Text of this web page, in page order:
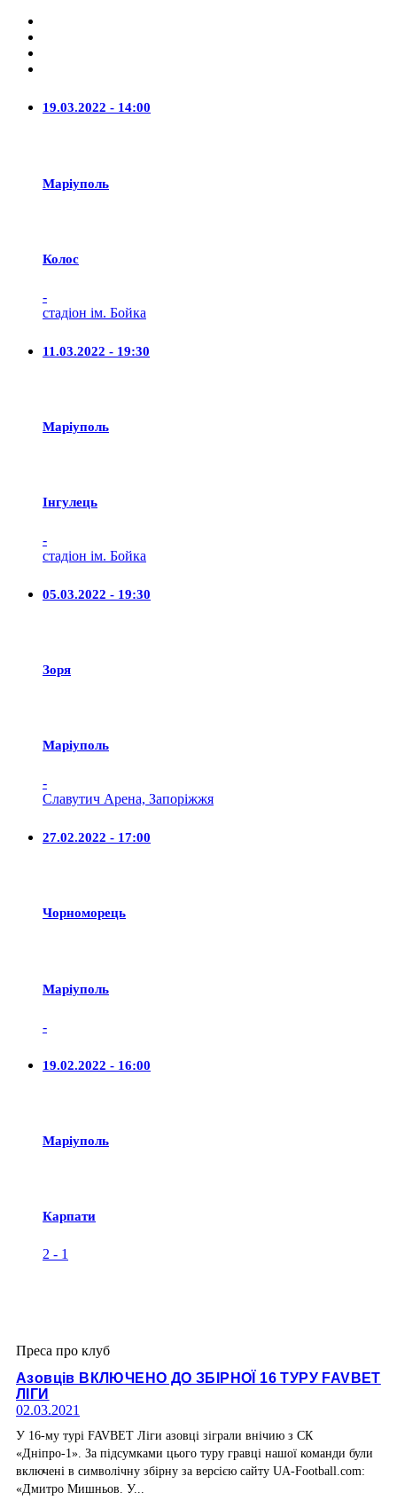
19.03.2022 - 14:00
Маріуполь
Колос
-
стадіон ім. Бойка
11.03.2022 - 19:30
Маріуполь
Iнгулець
-
стадіон ім. Бойка
05.03.2022 - 19:30
Зоря
Маріуполь
-
Славутич Арена, Запоріжжя
27.02.2022 - 17:00
Чорноморець
Маріуполь
-
19.02.2022 - 16:00
Маріуполь
Карпати
2 - 1
Преса про клуб
Азовців ВКЛЮЧЕНО ДО ЗБІРНОЇ 16 ТУРУ FAVBET
ЛІГИ
02.03.2021
У 16-му турі FAVBET Ліги азовці зіграли внічию з СК
«Дніпро-1». За підсумками цього туру гравці нашої команди були
включені в символічну збірну за версією сайту UA-Football.com:
«Дмитро Мишньов. У...